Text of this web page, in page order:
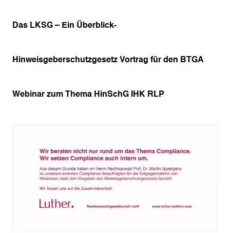
Das LKSG – Ein Überblick-
Hinweisgeberschutzgesetz Vortrag für den BTGA
Webinar zum Thema HinSchG IHK RLP